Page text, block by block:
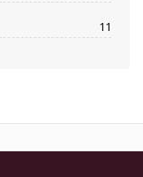
11